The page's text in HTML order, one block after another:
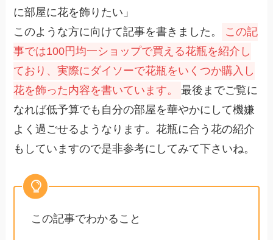
に部屋に花を飾りたい」
このような方に向けて記事を書きました。
この記
事では100円均一ショップで買える花瓶を紹介し
ており、実際にダイソーで花瓶をいくつか購入し
花を飾った内容を書いています。
最後までご覧に
なれば低予算でも自分の部屋を華やかにして機嫌
よく過ごせるようなります。花瓶に合う花の紹介
もしていますので是非参考にしてみて下さいね。
この記事でわかること